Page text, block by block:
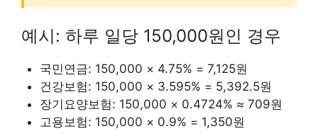
예시: 하루 일당 150,000원인 경우
국민연금: 150,000 × 4.75% = 7,125원
건강보험: 150,000 × 3.595% = 5,392.5원
장기요양보험: 150,000 × 0.4724% ≈ 709원
고용보험: 150,000 × 0.9% = 1,350원